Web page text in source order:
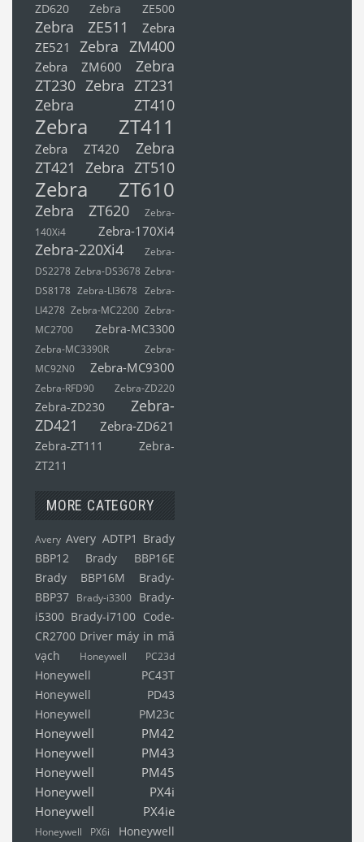
ZD620
Zebra ZE500
Zebra ZE511
Zebra
ZE521
Zebra ZM400
Zebra ZM600
Zebra
ZT230 Zebra ZT231
Zebra ZT410
Zebra ZT411
Zebra ZT420
Zebra
ZT421
Zebra ZT510
Zebra ZT610
Zebra ZT620
Zebra-
140Xi4
Zebra-170Xi4
Zebra-220Xi4
Zebra-
DS2278 Zebra-DS3678 Zebra-
DS8178 Zebra-LI3678 Zebra-
LI4278 Zebra-MC2200 Zebra-
MC2700
Zebra-MC3300
Zebra-MC3390R
Zebra-
MC92N0
Zebra-MC9300
Zebra-RFD90 Zebra-ZD220
Zebra-ZD230
Zebra-
ZD421
Zebra-ZD621
Zebra-ZT111
Zebra-
ZT211
MORE CATEGORY
Avery Avery ADTP1
Brady
BBP12
Brady BBP16E
Brady BBP16M
Brady-
BBP37 Brady-i3300 Brady-
i5300 Brady-i7100 Code-
CR2700 Driver máy in mã
vạch
Honeywell PC23d
Honeywell PC43T
Honeywell PD43
Honeywell PM23c
Honeywell PM42
Honeywell PM43
Honeywell PM45
Honeywell PX4i
Honeywell PX4ie
Honeywell PX6i
Honeywell